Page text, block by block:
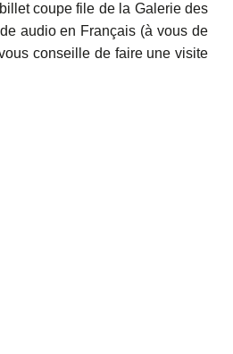
coupe file de la Galerie des
audio en Français (à vous de
conseille de faire une visite